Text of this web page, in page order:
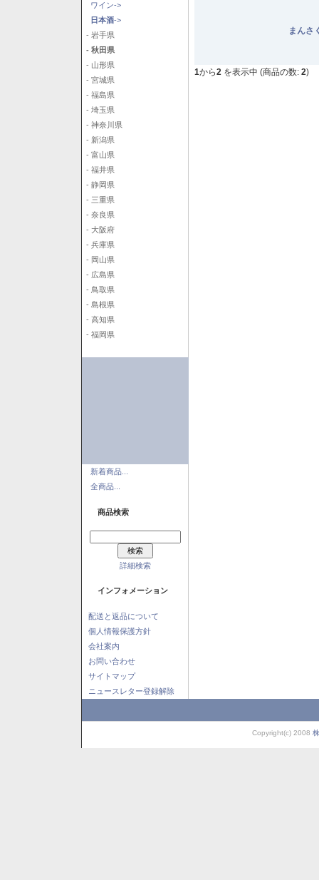
ワイン->
日本酒->
- 岩手県
- 秋田県
- 山形県
- 宮城県
- 福島県
- 埼玉県
- 神奈川県
- 新潟県
- 富山県
- 福井県
- 静岡県
- 三重県
- 奈良県
- 大阪府
- 兵庫県
- 岡山県
- 広島県
- 鳥取県
- 島根県
- 高知県
- 福岡県
新着商品...
全商品...
商品検索
詳細検索
インフォメーション
配送と返品について
個人情報保護方針
会社案内
お問い合わせ
サイトマップ
ニュースレター登録解除
まん
1から2 を表示中 (商品の数: 2)
Copyright(c) 2008